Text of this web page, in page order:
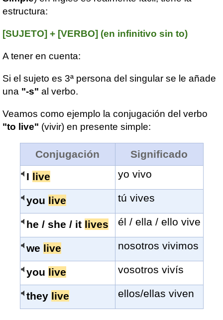
estructura:
[SUJETO] + [VERBO] (en infinitivo sin to)
A tener en cuenta:
Si el sujeto es 3ª persona del singular se le añade
una "-s" al verbo.
Veamos como ejemplo la conjugación del verbo
"to live" (vivir) en presente simple:
Conjugación
Significado
I live yo vivo
you live tú vives
he / she / it lives él / ella / ello vive
we live nosotros vivimos
you live vosotros vivís
they live ellos/ellas viven